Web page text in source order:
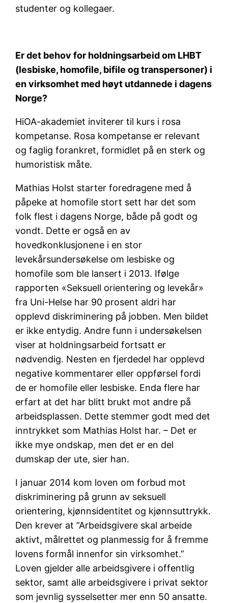
studenter og kollegaer.
Er det behov for holdningsarbeid om LHBT
(lesbiske, homofile, bifile og transpersoner) i
en virksomhet med høyt utdannede i dagens
Norge?
HiOA-akademiet inviterer til kurs i rosa
kompetanse. Rosa kompetanse er relevant
og faglig forankret, formidlet på en sterk og
humoristisk måte.
Mathias Holst starter foredragene med å
påpeke at homofile stort sett har det som
folk flest i dagens Norge, både på godt og
vondt. Dette er også en av
hovedkonklusjonene i en stor
levekårsundersøkelse om lesbiske og
homofile som ble lansert i 2013. Ifølge
rapporten «Seksuell orientering og levekår»
fra Uni-Helse har 90 prosent aldri har
opplevd diskriminering på jobben. Men bildet
er ikke entydig. Andre funn i undersøkelsen
viser at holdningsarbeid fortsatt er
nødvendig. Nesten en fjerdedel har opplevd
negative kommentarer eller oppførsel fordi
de er homofile eller lesbiske. Enda flere har
erfart at det har blitt brukt mot andre på
arbeidsplassen. Dette stemmer godt med det
inntrykket som Mathias Holst har. – Det er
ikke mye ondskap, men det er en del
dumskap der ute, sier han.
I januar 2014 kom loven om forbud mot
diskriminering på grunn av seksuell
orientering, kjønnsidentitet og kjønnsuttrykk.
Den krever at ”Arbeidsgivere skal arbeide
aktivt, målrettet og planmessig for å fremme
lovens formål innenfor sin virksomhet.”
Loven gjelder alle arbeidsgivere i offentlig
sektor, samt alle arbeidsgivere i privat sektor
som jevnlig sysselsetter mer enn 50 ansatte.